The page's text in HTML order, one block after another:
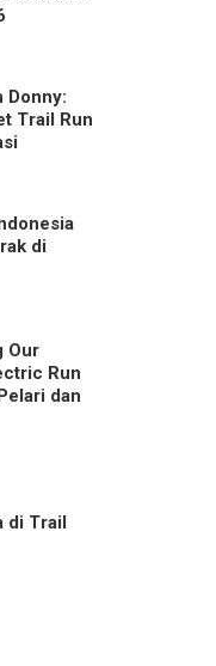
Donny:
Trail Run
di
Our
Run
dan
di Trail